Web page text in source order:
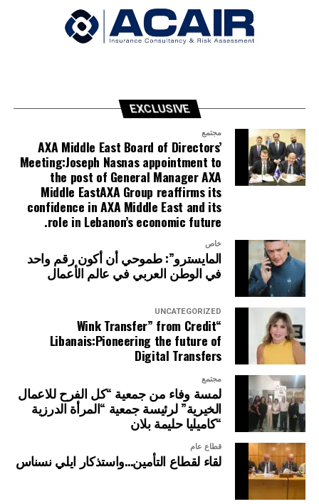
EXCLUSIVE
مجتمع
AXA Middle East Board of Directors’
Meeting:Joseph Nasnas appointment to
the post of General Manager AXA
Middle EastAXA Group reaffirms its
confidence in AXA Middle East and its
role in Lebanon’s economic future.
خاص
المايسترو”: طموحي أن أكون رقم واحد
في الوطن العربي في عالم الأعمال
UNCATEGORIZED
“Wink Transfer” from Credit
Libanais:Pioneering the future of
Digital Transfers
مجتمع
لمسة وفاء من جمعية “كل الفرح للاعمال
الخيرية” لرئيسة جمعية “المرأة الدرزية
“كاميليا حليمة بلان
قطاع عام
لقاء لقطاع التأمين…واستذكار ايلي نسناس